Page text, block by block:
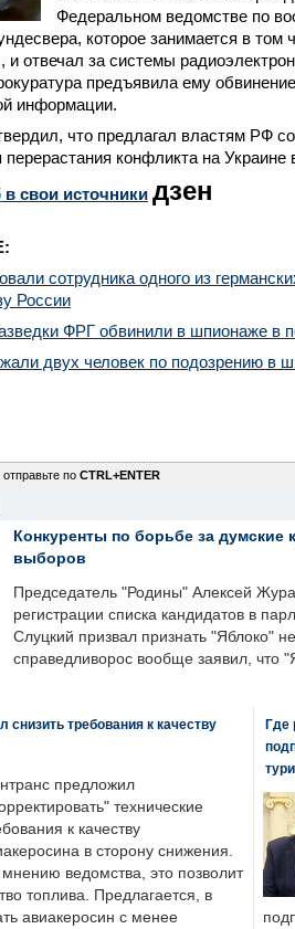
Федеральном ведомстве по
которое занимается в том
отвечал за системы
предъявила ему
информации.
что предлагал властям РФ
перерастания конфликта на Украине
в свои источники дзен
сотрудника одного из
России
ФРГ обвинили в шпионаже в
двух человек по подозрению в
по CTRL+ENTER
Конкуренты по борьбе за думские
выборов
Председатель "Родины" Алексей
регистрации списка кандидатов в
Слуцкий призвал признать "Яблоко"
справедливорос вообще заявил, что
требования к качеству
предложил
технические
к качеству
в сторону снижения.
ведомства, это позволит
топлива. Предлагается, в
авиакеросин с менее
Где